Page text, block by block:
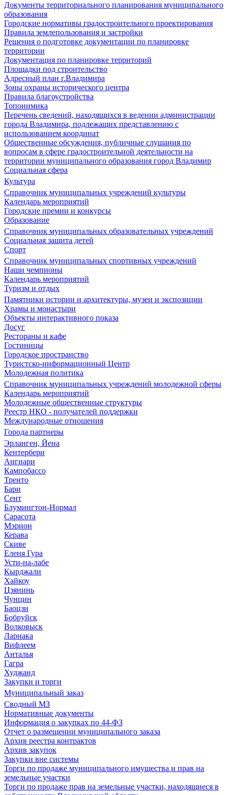
Документы территориального планирования муниципального
образования
Городские нормативы градостроительного проектирования
Правила землепользования и застройки
Решения о подготовке документации по планировке
территории
Документация по планировке территорий
Площадки под строительство
Адресный план г.Владимира
Зоны охраны исторического центра
Правила благоустройства
Топонимика
Перечень сведений, находящихся в ведении администрации
города Владимира, подлежащих представлению с
использованием координат
Общественные обсуждения, публичные слушания по
вопросам в сфере градостроительной деятельности на
территории муниципального образования город Владимир
Социальная сфера
Культура
Справочник муниципальных учреждений культуры
Календарь мероприятий
Городские премии и конкурсы
Образование
Справочник муниципальных образовательных учреждений
Социальная защита детей
Спорт
Справочник муниципальных спортивных учреждений
Наши чемпионы
Календарь мероприятий
Туризм и отдых
Памятники истории и архитектуры, музеи и экспозиции
Храмы и монастыри
Объекты интерактивного показа
Досуг
Рестораны и кафе
Гостиницы
Городское пространство
Туристско-информационный Центр
Молодежная политика
Справочник муниципальных учреждений молодежной сферы
Календарь мероприятий
Молодежные общественные структуры
Реестр НКО - получателей поддержки
Международные отношения
Города партнеры
Эрланген, Йена
Кентербери
Ангиари
Кампобассо
Тренто
Бари
Сент
Блумингтон-Нормал
Сарасота
Мэрион
Керава
Скиве
Еленя Гура
Усти-на-лабе
Кырджали
Хайкоу
Цзянинь
Чунцин
Баоцзи
Бобруйск
Волковыск
Ларнака
Вифлеем
Анталья
Гагра
Худжанд
Закупки и торги
Муниципальный заказ
Сводный МЗ
Нормативные документы
Информация о закупках по 44-ФЗ
Отчет о размещении муниципального заказа
Архив реестра контрактов
Архив закупок
Закупки вне системы
Торги по продаже муниципального имущества и прав на
земельные участки
Торги по продаже прав на земельные участки, находящиеся в